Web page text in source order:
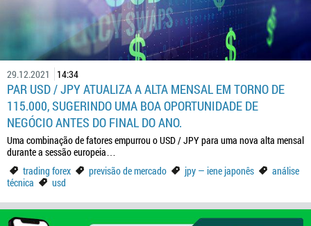
29.12.2021 14:34
PAR USD / JPY ATUALIZA A ALTA MENSAL EM TORNO DE
115.000, SUGERINDO UMA BOA OPORTUNIDADE DE
NEGÓCIO ANTES DO FINAL DO ANO.
Uma combinação de fatores empurrou o USD / JPY para uma nova alta mensal
durante a sessão europeia…
trading forex
previsão de mercado jpy — iene japonês
análise
técnica
usd